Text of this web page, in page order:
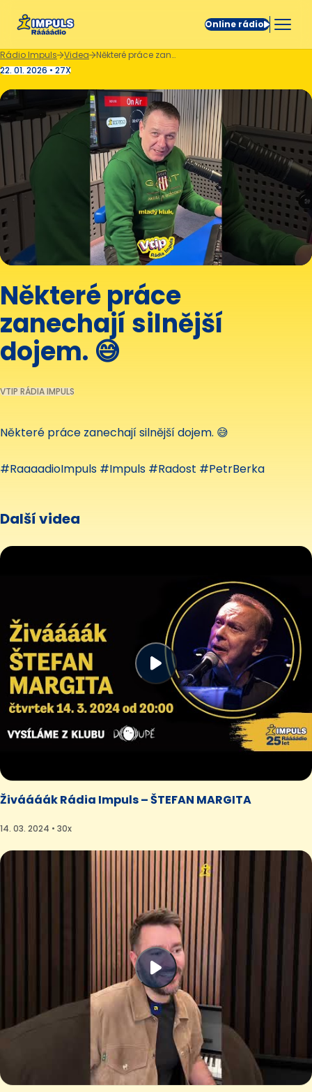
Online rádio
Rádio Impuls Videa
Některé práce zanechají silnější dojem. 😅
22. 01. 2026 • 27X
Některé práce
zanechají silnější
dojem. 😅
VTIP RÁDIA IMPULS
Některé práce zanechají silnější dojem. 😅
#RaaaadioImpuls #Impuls #Radost #PetrBerka
Další videa
Živáááák Rádia Impuls – ŠTEFAN MARGITA
14. 03. 2024 • 30x